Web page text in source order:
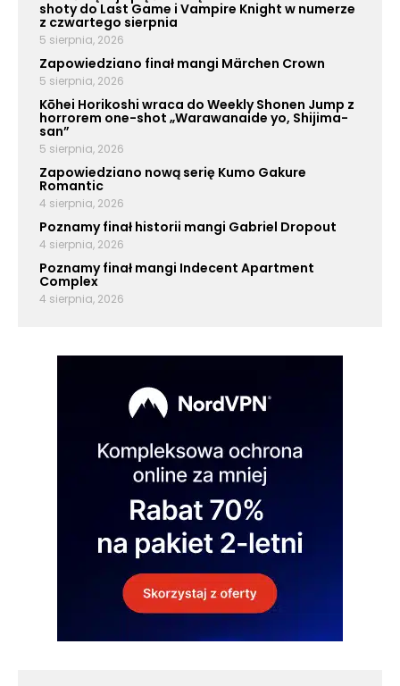
shoty do Last Game i Vampire Knight w numerze
z czwartego sierpnia
5 sierpnia, 2026
Zapowiedziano finał mangi Märchen Crown
5 sierpnia, 2026
Kōhei Horikoshi wraca do Weekly Shonen Jump z
horrorem one-shot „Warawanaide yo, Shijima-
san”
5 sierpnia, 2026
Zapowiedziano nową serię Kumo Gakure
Romantic
4 sierpnia, 2026
Poznamy finał historii mangi Gabriel Dropout
4 sierpnia, 2026
Poznamy finał mangi Indecent Apartment
Complex
4 sierpnia, 2026